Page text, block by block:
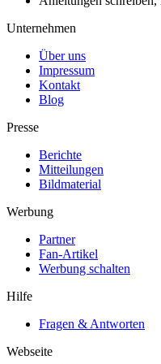
Unternehmen
Über uns
Impressum
Kontakt
Blog
Presse
Berichte
Mitteilungen
Bildmaterial
Werbung
Partner
Fan-Artikel
Werbung schalten
Hilfe
Fragen & Antworten
Webseite